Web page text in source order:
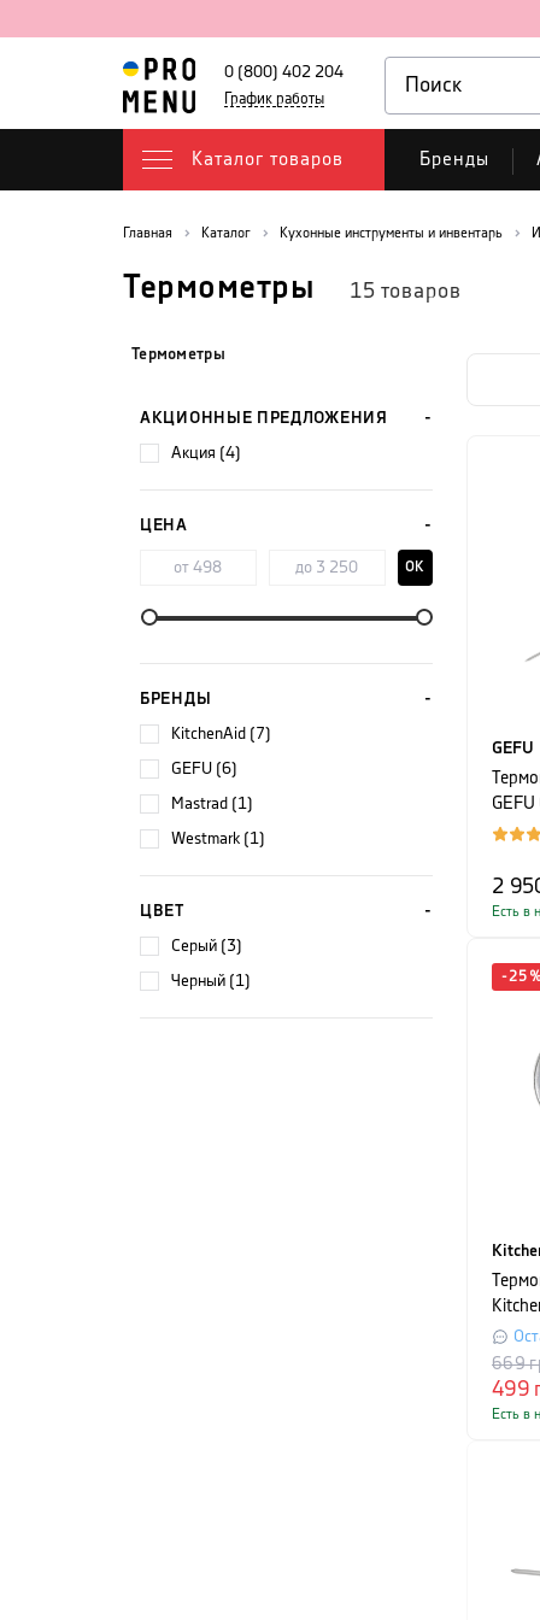
0 (800) 402 204
График работы
Каталог товаров Бренды
Главная Каталог Кухонные инструменты и инвентарь
Термометры 15 товаров
Термометры
АКЦИОННЫЕ ПРЕДЛОЖЕНИЯ
акция (4)
ЦЕНА
OK
БРЕНДЫ
KitchenAid (7)
GEFU (6)
Mastrad (1)
Westmark (1)
ЦВЕТ
серый (3)
черный (1)
GEFU
24,3
2
Есть в
-25
499
669
Есть в